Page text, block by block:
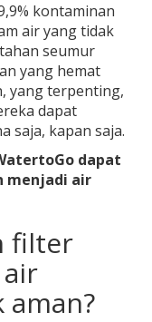
kontaminan
air yang tidak
seumur
yang hemat
yang terpenting,
dapat
saja, kapan saja.
dapat
menjadi air
filter